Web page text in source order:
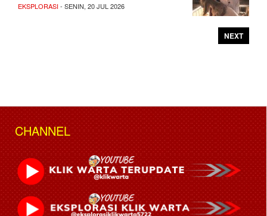
EKSPLORASI- SENIN, 20 JUL 2026
NEXT
CHANNEL